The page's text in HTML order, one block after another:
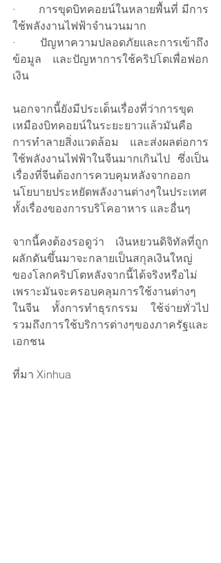
·       การขุดบิทคอยน์ในหลายพื้นที่ มีการ
ใช้พลังงานไฟฟ้าจำนวนมาก
·       ปัญหาความปลอดภัยและการเข้าถึง
ข้อมูล และปัญหาการใช้คริปโตเพื่อฟอก
เงิน
นอกจากนี้ยังมีประเด็นเรื่องที่ว่าการขุด
เหมืองบิทคอยน์ในระยะยาวแล้วมันคือ
การทำลายสิ่งแวดล้อม และส่งผลต่อการ
ใช้พลังงานไฟฟ้าในจีนมากเกินไป ซึ่งเป็น
เรื่องที่จีนต้องการควบคุมหลังจากออก
นโยบายประหยัดพลังงานต่างๆในประเทศ
ทั้งเรื่องของการบริโคอาหาร และอื่นๆ
จากนี้คงต้องรอดูว่า เงินหยวนดิจิทัลที่ถูก
ผลักดันขึ้นมาจะกลายเป็นสกุลเงินใหญ่
ของโลกคริปโตหลังจากนี้ได้จริงหรือไม่
เพราะมันจะครอบคลุมการใช้งานต่างๆ
ในจีน ทั้งการทำธุรกรรม ใช้จ่ายทั่วไป
รวมถึงการใช้บริการต่างๆของภาครัฐและ
เอกชน
ที่มา Xinhua